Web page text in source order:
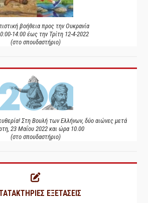
βοήθεια προς την Ουκρανία
14:00 έως την Τρίτη 12-4-2022
(στο σπουδαστήριο)
Στη Βουλή των Ελλήνων, δύο αιώνες μετά
23 Μαΐου 2022 και ώρα 10.00
(στο σπουδαστήριο)
ΕΞΕΤΑΣΕΙΣ